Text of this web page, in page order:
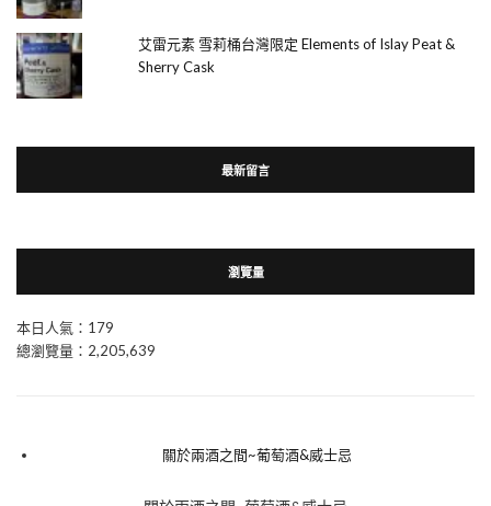
艾雷元素 雪莉桶台灣限定 Elements of Islay Peat &
Sherry Cask
最新留言
瀏覽量
本日人氣：179
總瀏覽量：2,205,639
關於兩酒之間~葡萄酒&威士忌